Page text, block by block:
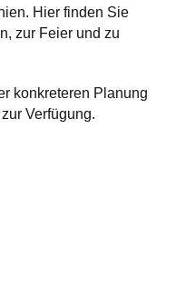
Hier finden Sie
zur Feier und zu
konkreteren Planung
zur Verfügung.